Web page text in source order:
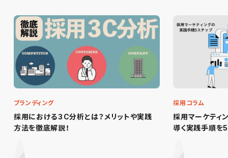
採用における３C分析とは？メリットや実践
方法を徹底解説！
ブランディング
採用マーケティ
導く実践手順を
採用コラム